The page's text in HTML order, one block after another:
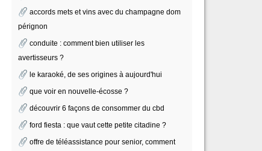
accords mets et vins avec du champagne dom
pérignon
conduite : comment bien utiliser les
avertisseurs ?
le karaoké, de ses origines à aujourd'hui
que voir en nouvelle-écosse ?
découvrir 6 façons de consommer du cbd
ford fiesta : que vaut cette petite citadine ?
offre de téléassistance pour senior, comment